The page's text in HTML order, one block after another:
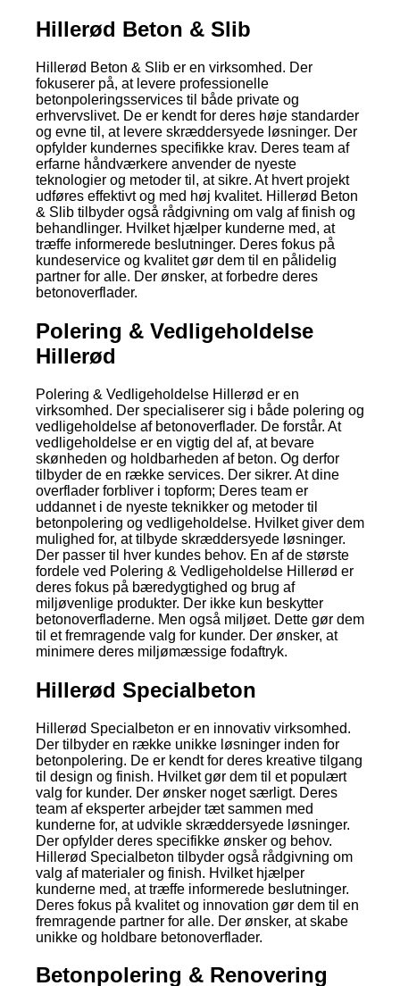
Hillerød Beton & Slib
Hillerød Beton & Slib er en virksomhed. Der
fokuserer på, at levere professionelle
betonpoleringsservices til både private og
erhvervslivet. De er kendt for deres høje standarder
og evne til, at levere skræddersyede løsninger. Der
opfylder kundernes specifikke krav. Deres team af
erfarne håndværkere anvender de nyeste
teknologier og metoder til, at sikre. At hvert projekt
udføres effektivt og med høj kvalitet. Hillerød Beton
& Slib tilbyder også rådgivning om valg af finish og
behandlinger. Hvilket hjælper kunderne med, at
træffe informerede beslutninger. Deres fokus på
kundeservice og kvalitet gør dem til en pålidelig
partner for alle. Der ønsker, at forbedre deres
betonoverflader.
Polering & Vedligeholdelse
Hillerød
Polering & Vedligeholdelse Hillerød er en
virksomhed. Der specialiserer sig i både polering og
vedligeholdelse af betonoverflader. De forstår. At
vedligeholdelse er en vigtig del af, at bevare
skønheden og holdbarheden af beton. Og derfor
tilbyder de en række services. Der sikrer. At dine
overflader forbliver i topform; Deres team er
uddannet i de nyeste teknikker og metoder til
betonpolering og vedligeholdelse. Hvilket giver dem
mulighed for, at tilbyde skræddersyede løsninger.
Der passer til hver kundes behov. En af de største
fordele ved Polering & Vedligeholdelse Hillerød er
deres fokus på bæredygtighed og brug af
miljøvenlige produkter. Der ikke kun beskytter
betonoverfladerne. Men også miljøet. Dette gør dem
til et fremragende valg for kunder. Der ønsker, at
minimere deres miljømæssige fodaftryk.
Hillerød Specialbeton
Hillerød Specialbeton er en innovativ virksomhed.
Der tilbyder en række unikke løsninger inden for
betonpolering. De er kendt for deres kreative tilgang
til design og finish. Hvilket gør dem til et populært
valg for kunder. Der ønsker noget særligt. Deres
team af eksperter arbejder tæt sammen med
kunderne for, at udvikle skræddersyede løsninger.
Der opfylder deres specifikke ønsker og behov.
Hillerød Specialbeton tilbyder også rådgivning om
valg af materialer og finish. Hvilket hjælper
kunderne med, at træffe informerede beslutninger.
Deres fokus på kvalitet og innovation gør dem til en
fremragende partner for alle. Der ønsker, at skabe
unikke og holdbare betonoverflader.
Betonpolering & Renovering